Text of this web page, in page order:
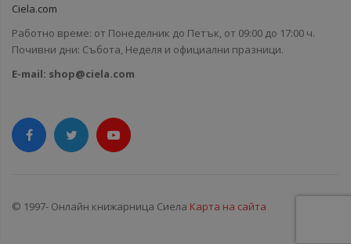
Ciela.com
Работно време: от Понеделник до Петък, от 09:00 до 17:00 ч.
Почивни дни: Събота, Неделя и официални празници.
E-mail: shop@ciela.com
© 1997- Онлайн книжарница Сиела Карта на сайта